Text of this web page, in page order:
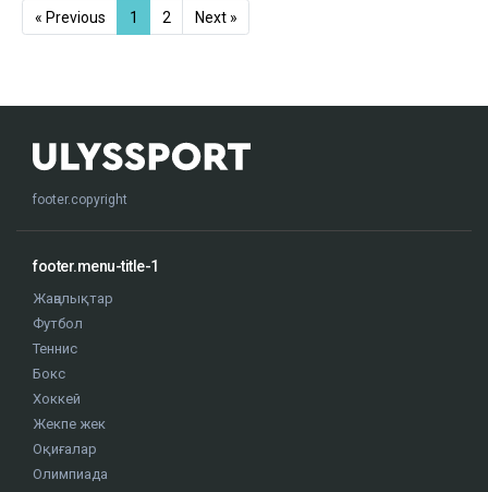
« Previous 1 2 Next »
footer.copyright
footer.menu-title-1
Жаңалықтар
Футбол
Теннис
Бокс
Хоккей
Жекпе жек
Оқиғалар
Олимпиада